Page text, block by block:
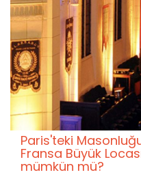
Paris'teki
Fransa Büyük
mümkün mü?